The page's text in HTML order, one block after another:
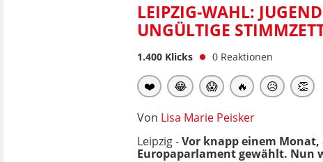
LEIPZIG-WAHL:
UNGÜLTIGE
1.400 Klicks 0 Reaktionen
❤️ 😂 😱 🔥 😥 👏
Von Lisa Marie Peisker
Leipzig -Vor knapp einem
Europaparlament gewählt. Nun